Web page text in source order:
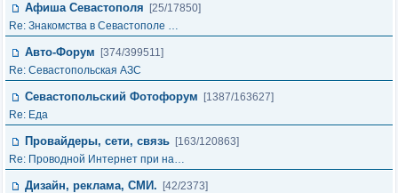
Афиша Севастополя
[25/17850]
Re: Знакомства в Севастополе …
Авто-Форум
[374/399511]
Re: Севастопольская АЗС
Севастопольский Фотофорум
[1387/163627]
Re: Еда
Провайдеры, сети, связь [163/120863]
Re: Проводной Интернет при на…
Дизайн, реклама, СМИ.
[42/2373]